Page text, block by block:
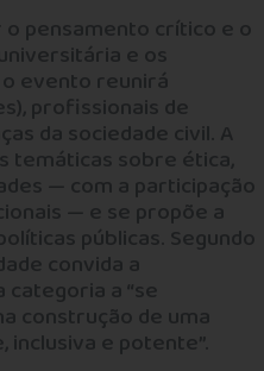
pensamento crítico e o
e os
evento reunirá
profissionais de
da sociedade civil. A
temáticas sobre ética,
— com a participação
— e se propõe a
públicas. Segundo
convida a
categoria a “se
construção de uma
e potente”.